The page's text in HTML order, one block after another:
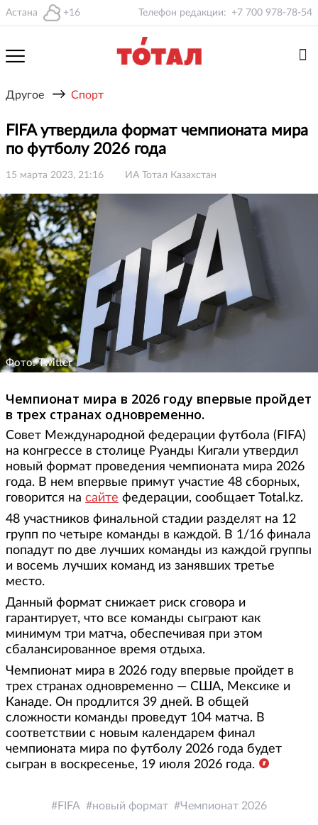
Астана +16 Телефон редакции: +7 700 978-78-54
Другое → Спорт
FIFA утвердила формат чемпионата мира
по футболу 2026 года
15 марта 2023, 21:16 ИА Тотал Казахстан
Фото: Twitter
Чемпионат мира в 2026 году впервые пройдет
в трех странах одновременно.
Совет Международной федерации футбола (FIFA)
на конгрессе в столице Руанды Кигали утвердил
новый формат проведения чемпионата мира 2026
года. В нем впервые примут участие 48 сборных,
говорится на сайте федерации, сообщает Total.kz.
48 участников финальной стадии разделят на 12
групп по четыре команды в каждой. В 1/16 финала
попадут по две лучших команды из каждой группы
и восемь лучших команд из занявших третье
место.
Данный формат снижает риск сговора и
гарантирует, что все команды сыграют как
минимум три матча, обеспечивая при этом
сбалансированное время отдыха.
Чемпионат мира в 2026 году впервые пройдет в
трех странах одновременно — США, Мексике и
Канаде. Он продлится 39 дней. В общей
сложности команды проведут 104 матча. В
соответствии с новым календарем финал
чемпионата мира по футболу 2026 года будет
сыгран в воскресенье, 19 июля 2026 года.
FIFA новый формат Чемпионат 2026